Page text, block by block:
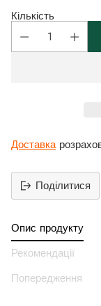
Кількість
Доставка
Поділитися
продукт
до
вашего
Опис продукту
Рекомендації
Попередження